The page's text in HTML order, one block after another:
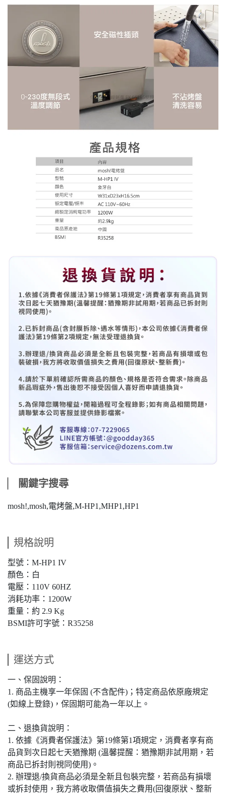
關鍵字搜尋
mosh!,mosh,電烤盤,M-HP1,MHP1,HP1
規格說明
型號：M-HP1 IV
顏色：白
電壓：110V 60HZ
消耗功率：1200W
重量：約 2.9 Kg
BSMI許可字號：R35258
運送方式
一、保固說明：
1. 商品主機享一年保固 (不含配件)；特定商品依原廠規定
(如線上登錄)，保固期可能為一年以上。
二、退換貨說明：
1. 依據《消費者保護法》第19條第1項規定，消費者享有商
品貨到次日起七天猶豫期 (溫馨提醒：猶豫期非試用期，若
商品已拆封則視同使用)。
2. 辦理退/換貨商品必須是全新且包裝完整，若商品有損壞
或拆封使用，我方將收取價值損失之費用(回復原狀、整新